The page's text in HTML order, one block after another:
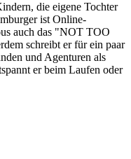
die eigene Tochter
ist Online-
auch das "NOT TOO
schreibt er für ein paar
und Agenturen als
er beim Laufen oder